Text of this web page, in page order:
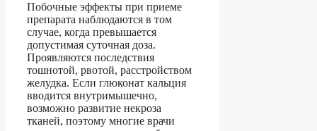
Побочные эффекты при приеме
препарата наблюдаются в том
случае, когда превышается
допустимая суточная доза.
Проявляются последствия
тошнотой, рвотой, расстройством
желудка. Если глюконат кальция
вводится внутримышечно,
возможно развитие некроза
тканей, поэтому многие врачи